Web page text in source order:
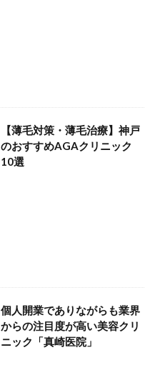
【薄毛対策・薄毛治療】神戸
のおすすめAGAクリニック
10選
個人開業でありながらも業界
からの注目度が高い美容クリ
ニック「真崎医院」